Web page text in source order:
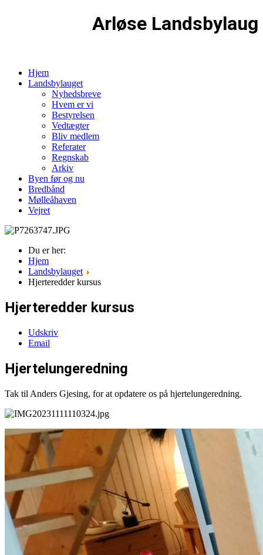
Arløse Landsbylaug
Hjem
Landsbylauget
Nyhedsbreve
Hvem er vi
Bestyrelsen
Vedtægter
Bliv medlem
Referater
Regnskab
Arkiv
Byen før og nu
Bredbånd
Mølleåhaven
Vejret
Du er her:
Hjem
Landsbylauget
Hjerteredder kursus
Hjerteredder kursus
Udskriv
Email
Hjertelungeredning
Tak til Anders Gjesing, for at opdatere os på hjertelungeredning.